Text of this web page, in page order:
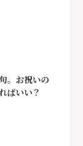
。お祝いの
ばいい？